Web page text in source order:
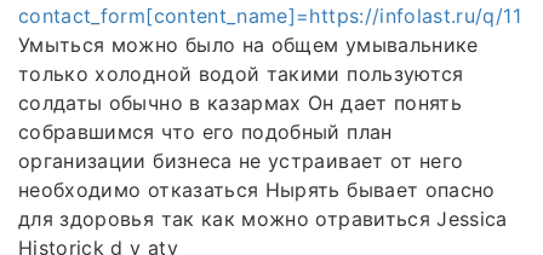
contact_form[content_name]=https://infolast.ru/q/11
Умыться можно было на общем умывальнике
только холодной водой такими пользуются
солдаты обычно в казармах Он дает понять
собравшимся что его подобный план
организации бизнеса не устраивает от него
необходимо отказаться Нырять бывает опасно
для здоровья так как можно отравиться Jessica
Historick d v aty